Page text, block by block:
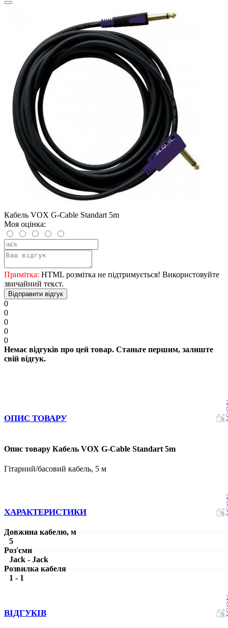
Кабель VOX G-Cable Standart 5m
Моя оцінка:
Примітка: HTML розмітка не підтримується! Використовуйте
звичайний текст.
Відправити відгук
0
0
0
0
0
Немає відгуків про цей товар. Станьте першим, залиште
свій відгук.
ОПИС ТОВАРУ
Опис товару Кабель VOX G-Cable Standart 5m
Гітарний/басовий кабель, 5 м
ХАРАКТЕРИСТИКИ
Довжина кабелю, м
5
Роз'єми
Jack - Jack
Розвилка кабеля
1 - 1
ВІДГУКІВ